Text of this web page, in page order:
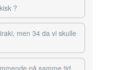
?
men 34 da vi skulle
på samme tid...